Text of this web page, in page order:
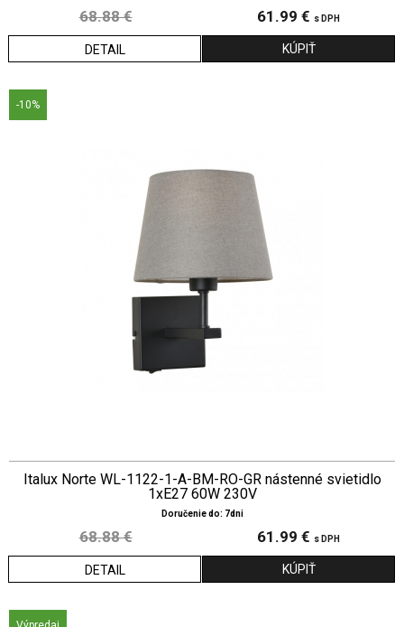
68.88 € 61.99 € s DPH
DETAIL
-10%
Italux Norte WL-1122-1-A-BM-RO-GR nástenné svietidlo
1xE27 60W 230V
Doručenie do: 7dni
68.88 € 61.99 € s DPH
DETAIL